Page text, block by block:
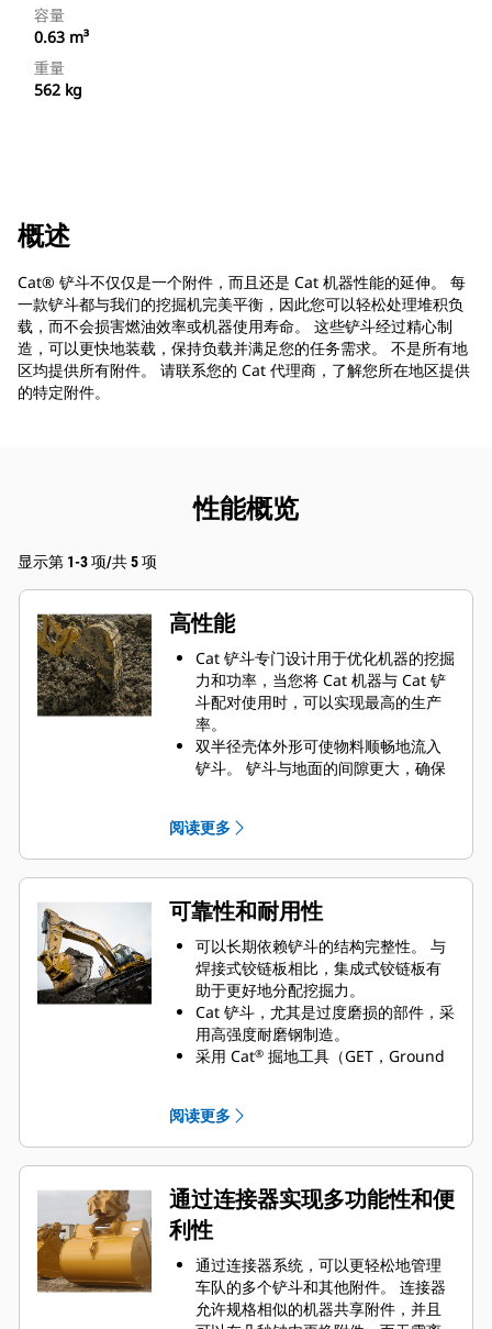
容量
0.63 m³
重量
562 kg
概述
Cat® 铲斗不仅仅是一个附件，而且还是 Cat 机器性能的延伸。 每
一款铲斗都与我们的挖掘机完美平衡，因此您可以轻松处理堆积负
载，而不会损害燃油效率或机器使用寿命。 这些铲斗经过精心制
造，可以更快地装载，保持负载并满足您的任务需求。 不是所有地
区均提供所有附件。 请联系您的 Cat 代理商，了解您所在地区提供
的特定附件。
性能概览
显示第 1-3 项/共 5 项
高性能
Cat 铲斗专门设计用于优化机器的挖掘
力和功率，当您将 Cat 机器与 Cat 铲
斗配对使用时，可以实现最高的生产
率。
双半径壳体外形可使物料顺畅地流入
铲斗。 铲斗与地面的间隙更大，确保
油耗在挖掘过程中达到峰值。 Cat 铲
斗可以快速铲挖物料，提高了机器的
整体工作效率。
可在更短的时间内装载更多的物料。
对于每次装载，铲斗形状和侧挡板都
可将大部分物料保留在铲斗内。
阅读更多
可靠性和耐用性
可以长期依赖铲斗的结构完整性。 与
焊接式铰链板相比，集成式铰链板有
助于更好地分配挖掘力。
Cat 铲斗，尤其是过度磨损的部件，采
用高强度耐磨钢制造。
采用 Cat® 掘地工具（GET，Ground
铲刀有助于保护铲斗中最常接触和穿
过物料的部件。
通过为您的铲斗和应用组合选择正确
的 GET 来降低维护成本。
铲斗齿尖提供多种选择，确保适合您
的具体应用。 无论您需要获得平整的
挖掘底面还是挖掘坚硬、磨蚀性的物
料，总会有一款齿尖解决方案适合
您。
阅读更多
通过连接器实现多功能性和便
利性
通过连接器系统，可以更轻松地管理
车队的多个铲斗和其他附件。 连接器
允许规格相似的机器共享附件，并且